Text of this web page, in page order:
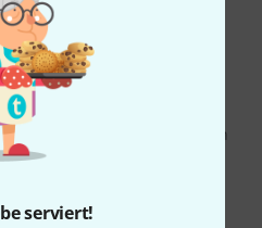
serviert!
verdrilltes Kabel mit
aber nicht komplett von